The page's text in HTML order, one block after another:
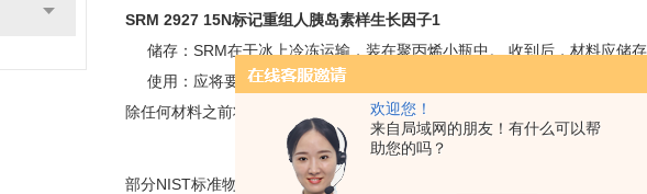
欢迎您！
来自局域网的朋友！有什么可以帮
助您的吗？
SRM 2927 15N标记重组人胰岛素样生长因子1
储存：SRM在干冰上冷冻运输，装在聚丙烯小瓶中。 收到后，材料应储
使用：应将要使用的SRM小瓶从冰箱中取出，并在室温（20°C至25°C）
除任何材料之前将材料带到小瓶底部。
部分NIST标准物质产品目录（仅列举小部分）：